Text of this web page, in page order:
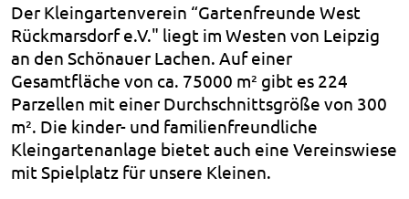
Der Kleingartenverein “Gartenfreunde West
Rückmarsdorf e.V." liegt im Westen von Leipzig
an den Schönauer Lachen. Auf einer
Gesamtfläche von ca. 75000 m² gibt es 224
Parzellen mit einer Durchschnittsgröße von 300
m². Die kinder- und familienfreundliche
Kleingartenanlage bietet auch eine Vereinswiese
mit Spielplatz für unsere Kleinen.